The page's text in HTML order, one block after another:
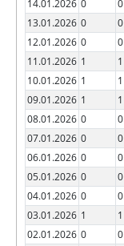
14.01.2026 0 0
13.01.2026 0 0
12.01.2026 0 0
11.01.2026 1 1
10.01.2026 1 1
09.01.2026 1 1
08.01.2026 0 0
07.01.2026 0 0
06.01.2026 0 0
05.01.2026 0 0
04.01.2026 0 0
03.01.2026 1 1
02.01.2026 0 0